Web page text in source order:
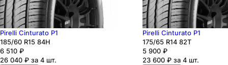
Pirelli Cinturato P1
185/60 R15 84H
6 510 ₽
26 040 ₽ за 4 шт.
Pirelli Cinturato P1
175/65 R14 82T
5 900 ₽
23 600 ₽ за 4 шт.